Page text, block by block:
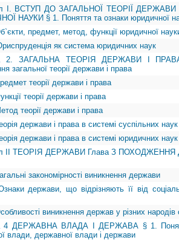
І. ВСТУП ДО ЗАГАЛЬНОЇ ТЕОРІЇ
НАУКИ § 1. Поняття та ознаки юридичної
предмет, метод, функції юридичної
як система юридичних наук
2. ЗАГАЛЬНА ТЕОРІЯ ДЕРЖАВИ І
загальної теорії держави і права
теорії держави і права
теорії держави і права
теорії держави і права
держави і права в системі суспільних наук
держави і права в системі юридичних наук
II ТЕОРІЯ ДЕРЖАВИ Глава З ПОХОДЖЕННЯ
закономірності виникнення держави
держави, що відрізняють її від
виникнення держав у різних народів
4 ДЕРЖАВНА ВЛАДА І ДЕРЖАВА § 1.
влади, державної влади і держави